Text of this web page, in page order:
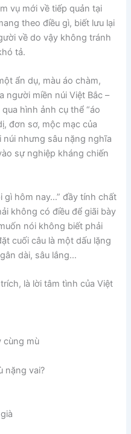
vụ mới về tiếp quản tại
theo điều gì, biết lưu lại
về do vậy không tránh
tả.
ẩn dụ, màu áo chàm,
người miền núi Việt Bắc –
hình ảnh cụ thể “áo
đơn sơ, mộc mạc của
nhưng sâu nặng nghĩa
sự nghiệp kháng chiến
gì hôm nay…” đầy tính chất
không có điều để giãi bày
nói không biết phải
cuối câu là một dấu lặng
dài, sâu lắng…
là lời tâm tình của Việt
cùng mù
nặng vai?